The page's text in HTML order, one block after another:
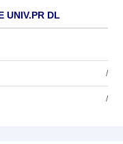
UNIV.PR DL
/
/